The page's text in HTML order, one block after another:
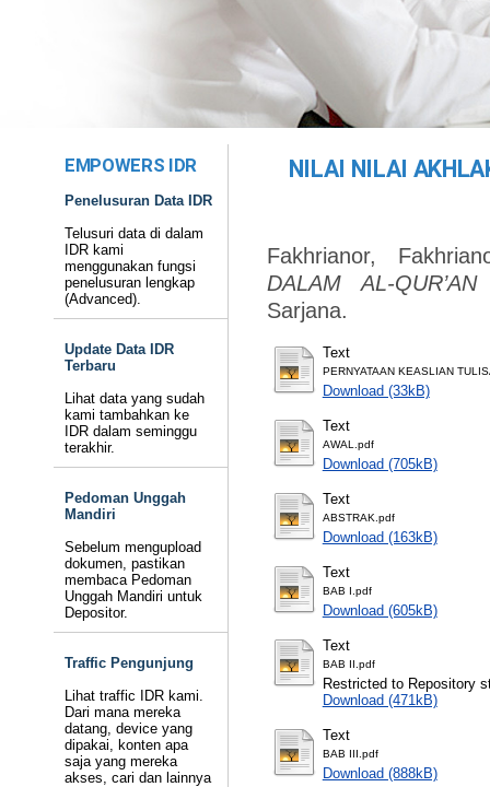
EMPOWERS IDR
Penelusuran Data IDR
Telusuri data di dalam
IDR kami
menggunakan fungsi
penelusuran lengkap
(Advanced).
Update Data IDR
Terbaru
Lihat data yang sudah
kami tambahkan ke
IDR dalam seminggu
terakhir.
Pedoman Unggah
Mandiri
Sebelum mengupload
dokumen, pastikan
membaca Pedoman
Unggah Mandiri untuk
Depositor.
Traffic Pengunjung
Lihat traffic IDR kami.
Dari mana mereka
datang, device yang
dipakai, konten apa
saja yang mereka
akses, cari dan lainnya
NILAI NILAI
Fakhrianor,
DALAM AL-
Sarjana.
Text
PERNYATAAN KEASLIAN
Download (33kB)
Text
AWAL.pdf
Download (705kB)
Text
ABSTRAK.pdf
Download (163kB)
Text
BAB I.pdf
Download (605kB)
Text
BAB II.pdf
Restricted to Repository
Download (471kB)
Text
BAB III.pdf
Download (888kB)